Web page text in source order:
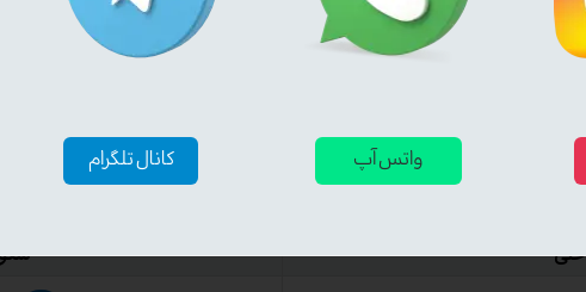
مشاوره و خرید محصول
کانال تلگرام واتس آپ